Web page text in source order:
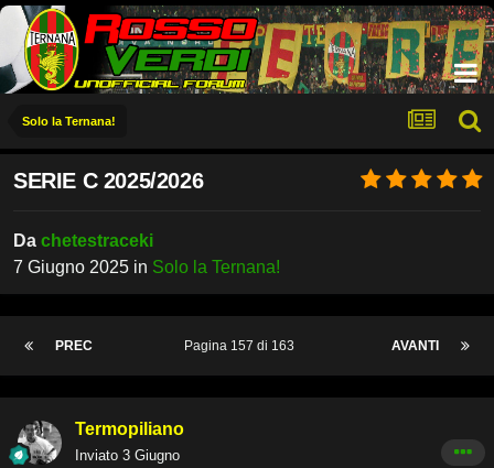
Solo la Ternana!
SERIE C 2025/2026
Da chetestraceki
7 Giugno 2025 in Solo la Ternana!
PREC AVANTI
Pagina 157 di 163
Termopiliano
Inviato 3 Giugno